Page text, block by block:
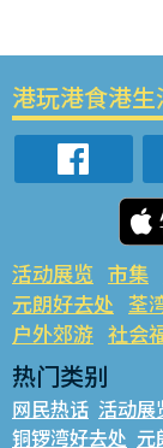
港玩港食港生
活动展览 市集
元朗好去处 荃
户外郊游 社会
热门类别
网民热话 活动展
铜锣湾好去处 元